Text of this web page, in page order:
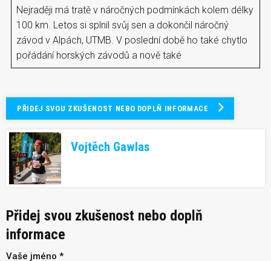
Nejraději má tratě v náročných podmínkách kolem délky
100 km. Letos si splnil svůj sen a dokončil náročný
závod v Alpách, UTMB. V poslední době ho také chytlo
pořádání horských závodů a nově také
PŘIDEJ SVOU ZKUŠENOST NEBO DOPLŇ INFORMACE
Vojtěch Gawlas
Přidej svou zkušenost nebo doplň
informace
Vaše jméno *